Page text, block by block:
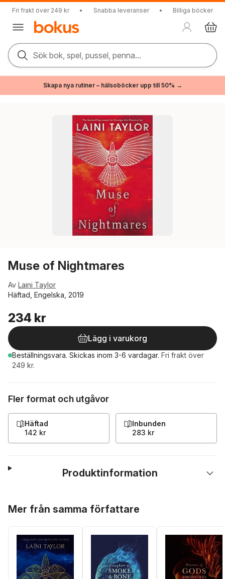
Fri frakt över 249 kr • Snabba leveranser • Billiga böcker
Sök bok, spel, pussel, penna...
Skapa nya rutiner – hälsoböcker upp till 50% →
Muse of Nightmares
Av Laini Taylor
Häftad, Engelska, 2019
234 kr
Lägg i varukorg
Beställningsvara. Skickas inom 3-6 vardagar. Fri frakt över
249 kr.
Fler format och utgåvor
Häftad
142 kr
Inbunden
283 kr
Produktinformation
Mer från samma författare